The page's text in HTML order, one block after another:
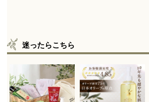
迷ったらこちら